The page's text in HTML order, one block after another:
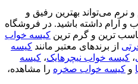
می‌تواند بهترین رفیق و
و آرام داشته باشید. در فروشگاه
ترین و گرم ترین کیسه خواب
از برندهای معتبر مانند کیسه
، کیسه خواب نیچرهایک، کیسه
و کیسه خواب صخره را مشاهده،